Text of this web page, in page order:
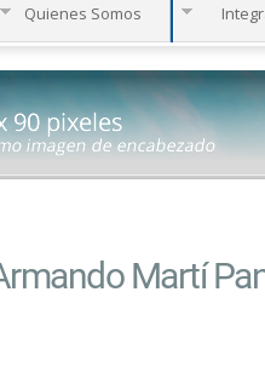
Quienes Somos
aquí
Martí